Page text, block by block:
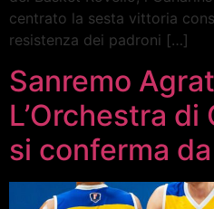
centrato la sesta vittoria
resistenza dei padroni […]
Sanremo
L’Orchestra
si conferma da